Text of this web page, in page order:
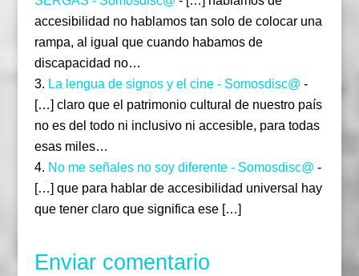
accesibilidad no hablamos tan solo de colocar una
rampa, al igual que cuando habamos de
discapacidad no…
La lengua de signos y el cine - Somosdisc@ -
[…] claro que el patrimonio cultural de nuestro país
no es del todo ni inclusivo ni accesible, para todas
esas miles…
No me señales no soy diferente - Somosdisc@ -
[…] que para hablar de accesibilidad universal hay
que tener claro que significa ese […]
Enviar comentario